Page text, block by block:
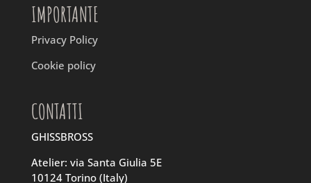
IMPORTANTE
Privacy Policy
Cookie policy
CONTATTI
GHISSBROSS
Atelier: via Santa Giulia 5E
10124 Torino (Italy)